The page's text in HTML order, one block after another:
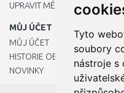
Tyto
soubory
nástroje s
UPRAVIT MÉ PŘEDVOLBY
MŮJ ÚČET
MŮJ ÚČET
HISTORIE OBJEDNÁVEK
NOVINKY